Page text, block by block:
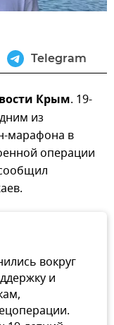
Telegram
Крым. 19-
из
марафона в
операции
вокруг
и